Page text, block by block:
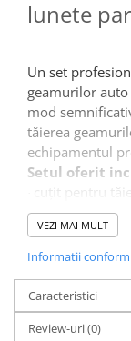
Sudura / taiere
Aparate sudura
Masca de sudura
Sursa lumina
UPS Sursa curent
Scule Atelier Auto
Accesorii /
auto
Ambreiaj
Aparat masina
vulcanizare
lunete
Un set
geamurilor
mod
tăierea
echipamentul
Setul oferit
·șir de tăiere
·2 suporturi de
·dispozitiv de
·cuțit față-verso
VEZI MAI MULT
Informatii
Caracteristici
Review-uri(0)